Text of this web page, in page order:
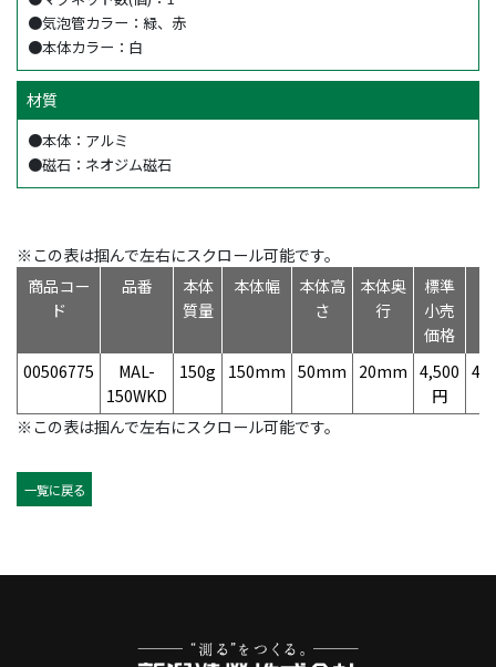
●気泡管カラー：緑、赤
●本体カラー：白
材質
●本体：アルミ
●磁石：ネオジム磁石
※この表は掴んで左右にスクロール可能です。
商品コー
ド
品番
本体
質量
本体幅
本体高
さ
本体奥
行
標準
小売
価格
00506775
MAL-
150WKD
150g 150mm 50mm 20mm 4,500
円
※この表は掴んで左右にスクロール可能です。
一覧に戻る